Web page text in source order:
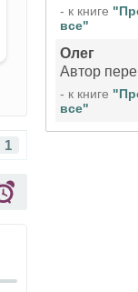
1
- к книге
все"
Олег
- к книге
все"